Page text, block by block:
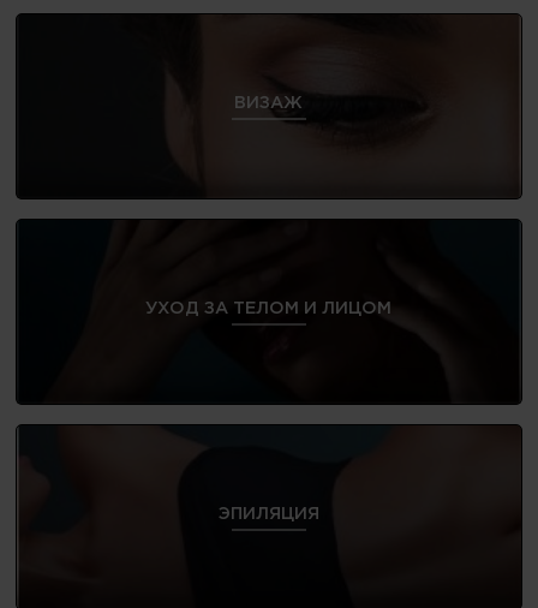
ВИЗАЖ
УХОД ЗА ТЕЛОМ И ЛИЦОМ
ЭПИЛЯЦИЯ